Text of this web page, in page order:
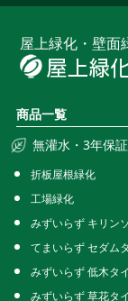
屋上緑化・壁面
商品一覧
無灌水・3年保
折板屋根緑化
工場緑化
みずいらず キリン
てまいらず セダム
みずいらず 低木タ
みずいらず 草花タ